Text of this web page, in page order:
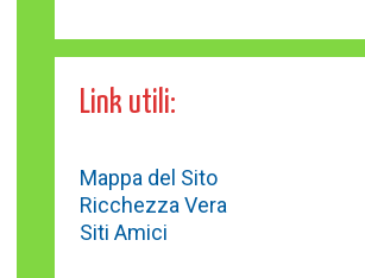
Link utili:
Mappa del Sito
Ricchezza Vera
Siti Amici